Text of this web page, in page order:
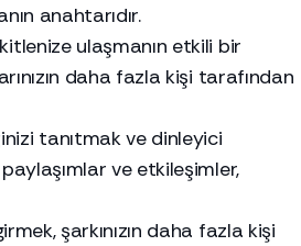
anahtarıdır.
ulaşmanın etkili bir
daha fazla kişi tarafından
tanıtmak ve dinleyici
ve etkileşimler,
şarkınızın daha fazla kişi